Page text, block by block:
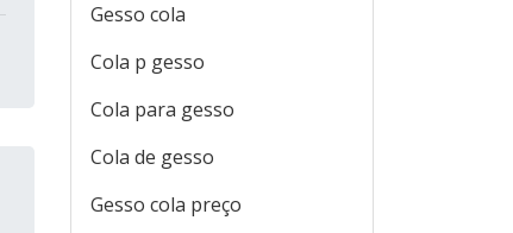
Gesso cola
Cola p gesso
Cola para gesso
Cola de gesso
Gesso cola preço